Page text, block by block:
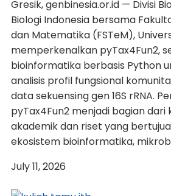
Gresik, genbinesia.or.id — Divisi
Biologi Indonesia bersama
dan Matematika (FSTeM),
memperkenalkan pyTax4Fun2,
bioinformatika berbasis Python
analisis profil fungsional
data sekuensing gen 16S rRNA.
pyTax4Fun2 menjadi bagian dari
akademik dan riset yang
ekosistem bioinformatika,
July 11, 2026